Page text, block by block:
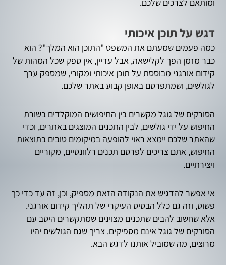
ומותאם לצרכים שלכם.
דגש על תוכן איכותי
כמה פעמים שמעתם את המשפט "התוכן הוא המלך"? הוא
כבר מזמן הפך לקלישאה, אבל עדיין, אין ספק שכל המהות של
קידום אורגני מבוססת על תוכן איכותי ומקורי, שמספק ערך
לגולשים, ושמתפרסם באופן קבוע באתר שלכם.
הסורקים של גוגל מקשרים בין החיפושים המוקלדים בשורת
החיפוש על ידי גולשים, לבין התכנים המוצגים באתרים, וכדי
שהאתר שלכם יימצא ראוי להופעה במיקומים טובים בתוצאות
החיפוש, אתם צריכים לפרסם תכנים רלוונטיים, מקוריים
ויצירתיים.
אי אפשר להדגיש את הנקודה הזאת מספיק, וכן, זה עד כדי כך
פשוט, וזה גם כלל הבסיס העיקרי של תהליך קידום אורגני.
אלא שחשוב להבים שתכנים מצוינים שמתקשרים היטב עם
הסורקים של גוגל אינם מספיקים. צריך שגם הגולשים יהיו
מרוצים, מה שמוביל אותנו לדגש הבא.